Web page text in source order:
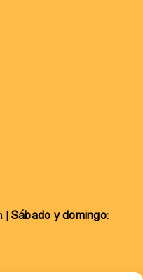
|Sábado y domingo: